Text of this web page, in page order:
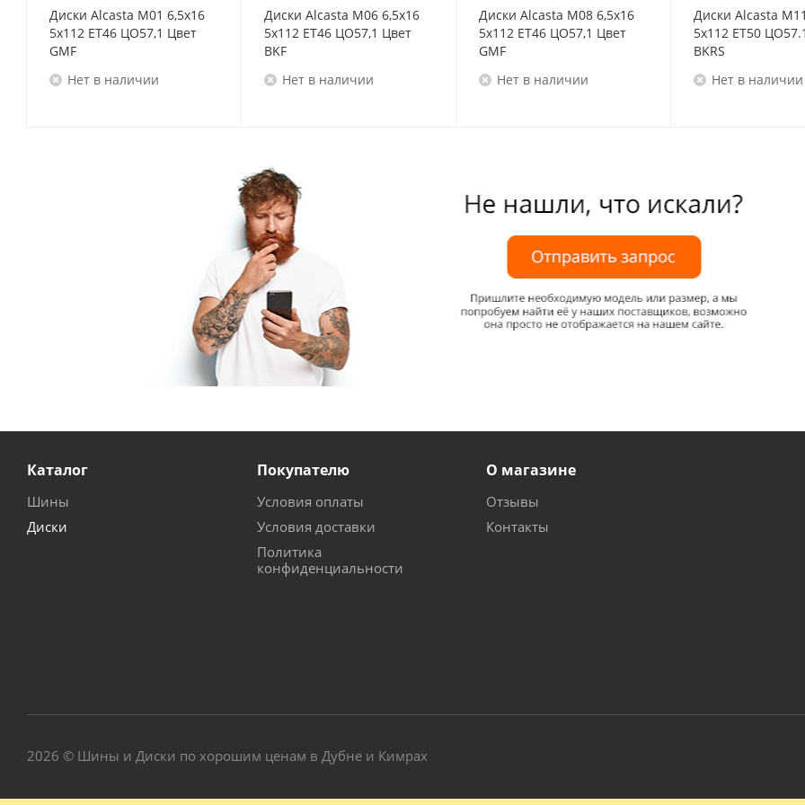
Диски Alcasta M01 6,5x16
5x112 ET46 ЦО57,1 Цвет
GMF
Нет в наличии
Диски Alcasta M06 6,5x16
5x112 ET46 ЦО57,1 Цвет
BKF
Нет в наличии
Диски Alcasta M08 6,5x16
5x112 ET46 ЦО57,1 Цвет
GMF
Нет в наличии
Диски Alcasta
5x112 ET50
BKRS
Нет в наличии
Каталог
Шины
Диски
Покупателю
Условия оплаты
Условия доставки
Политика
конфиденциальности
О магазине
Отзывы
Контакты
2026 © Шины и Диски по хорошим ценам в Дубне и Кимрах